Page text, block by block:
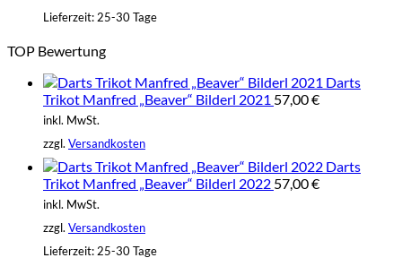
Lieferzeit: 25-30 Tage
TOP Bewertung
Darts
Trikot Manfred „Beaver“ Bilderl 2021 57,00€
inkl. MwSt.
zzgl. Versandkosten
Darts
Trikot Manfred „Beaver“ Bilderl 2022 57,00€
inkl. MwSt.
zzgl. Versandkosten
Lieferzeit: 25-30 Tage